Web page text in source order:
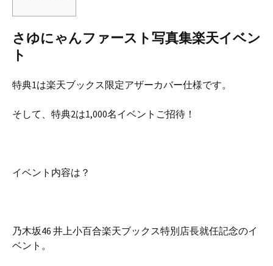
さゆにゃんファースト写真集楽天イベン
ト
特典1は楽天ブックス限定アザーカバー仕様です。
そして、特典2は1,000名イベントご招待！
イベント内容は？
乃木坂46 井上小百合楽天ブックス特別店長就任記念のイ
ベント。